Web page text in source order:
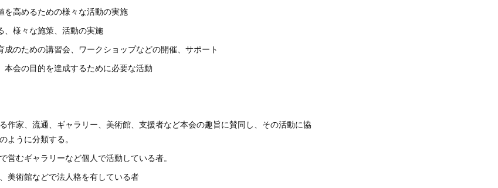
高めるための様々な活動の実施
、様々な施策、活動の実施
のための講習会、ワークショップなどの開催、サポート
会の目的を達成するために必要な活動
作家、流通、ギャラリー、美術館、支援者など本会の趣旨に賛同し、その活動に協
ように分類する。
営むギャラリーなど個人で活動している者。
美術館などで法人格を有している者